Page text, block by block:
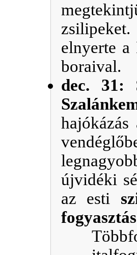
elnyerte a
boraival.
dec. 31:
újvidéki
az esti
fogyasztás